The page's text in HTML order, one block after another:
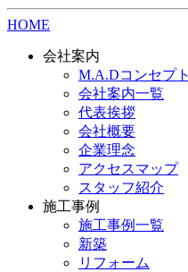
HOME
会社案内
M.A.Dコンセプト
会社案内一覧
代表挨拶
会社概要
企業理念
アクセスマップ
スタッフ紹介
施工事例
施工事例一覧
新築
リフォーム